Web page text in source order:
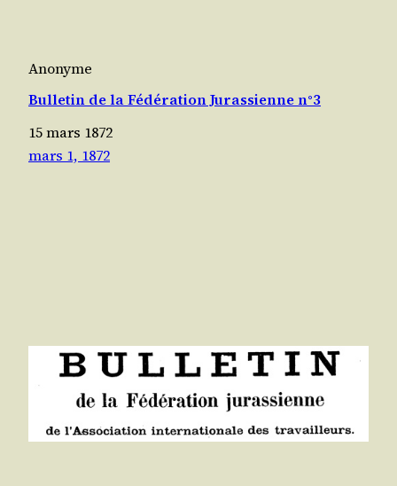
Anonyme
Bulletin de la Fédération Jurassienne n°3
15 mars 1872
mars 1, 1872